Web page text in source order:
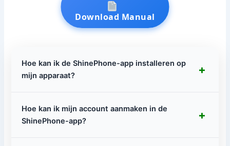
Download Manual
Hoe kan ik de ShinePhone-app installeren op
mijn apparaat?
+
Hoe kan ik mijn account aanmaken in de
ShinePhone-app?
+